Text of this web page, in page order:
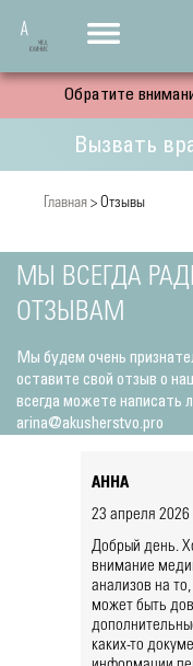
Обратите
Вызвать
Главная > Отзывы
МЫ ВСЕГДА
ОТЗЫВАМ
Мы будем очень
оставите свой отзыв о
всегда можете написать
arina@akusherstvo.pro
АННА
23 апреля 2026
Добрый день.
внимание
анализов на
может быть
каких-то